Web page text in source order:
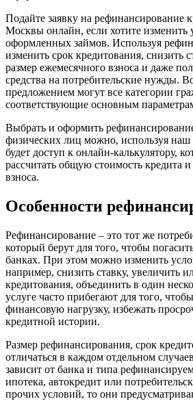
Подайте заявку на рефинансирование
Москвы онлайн, если хотите изменить
оформленных займов. Используя
изменить срок кредитования, снизить
размер ежемесячного взноса и даже
средства на потребительские нужды.
предложением могут все категории
соответствующие основным
Выбрать и оформить
физических лиц можно, используя наш
будет доступ к онлайн-калькулятору,
рассчитать общую стоимость кредита
взноса.
Особенности
Рефинансирование – это тот же
который берут для того, чтобы
банках. При этом можно изменить
например, снизить ставку, увеличить
кредитования, объединить в один
услуге часто прибегают для того,
финансовую нагрузку, избежать
кредитной истории.
Размер рефинансирования, срок
отличаться в каждом отдельном
зависит от банка и типа
ипотека, автокредит или
прочих условий, то они